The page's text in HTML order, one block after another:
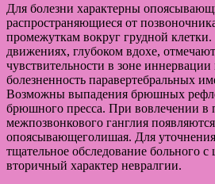
Для болезни характерны
распространяющиеся от
промежуткам вокруг грудной
движениях, глубоком вдохе,
чувствительности в зоне
болезненность паравертебральных
Возможны выпадения брюшных
брюшного пресса. При вовлечении в
межпозвонкового ганглия
опоясывающеголишая. Для
тщательное обследование больного
вторичный характер невралгии.